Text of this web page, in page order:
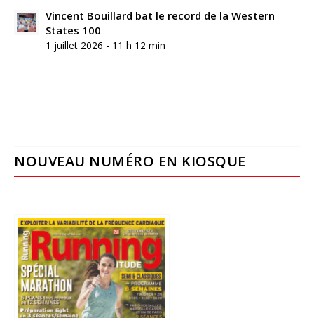
Vincent Bouillard bat le record de la Western
States 100
1 juillet 2026 - 11 h 12 min
NOUVEAU NUMÉRO EN KIOSQUE